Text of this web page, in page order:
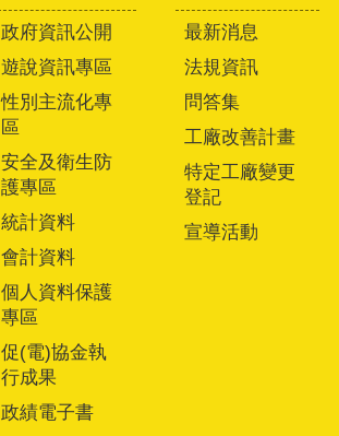
政府資訊公開
遊說資訊專區
性別主流化專
區
安全及衛生防
護專區
統計資料
會計資料
個人資料保護
專區
促(電)協金執
行成果
政績電子書
最新消息
法規資訊
問答集
工廠改善計畫
特定工廠變更
登記
宣導活動